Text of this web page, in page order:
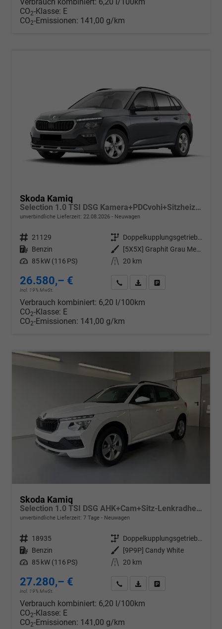
CO2-Klasse: E
CO2-Emissionen: 141,00 g/km
Skoda Kamiq
Selection 1.0 TSI DSG Kamera+PDCvohi+Sitzheizung+AppConnect+Sunset+Alu16
unverbindliche Lieferzeit: 22.08.2026 Neuwagen
Fahrzeugnr. 21129 Getriebe
Doppelkupplungsgetriebe (DSG)
Kraftstoff Benzin Außenfarbe
[5X5X] Graphit Grau Metallic
Leistung 85 kW (116 PS) Kilometerstand 20 km
26.580,– €
incl. 19% MwSt.
Wir rufen Sie anPDF-Datei, Fahrzeugexposé
Verbrauch kombiniert: 6,20 l/100km
CO2-Klasse: E
CO2-Emissionen: 141,00 g/km
Skoda Kamiq
Selection 1.0 TSI DSG AHK+Cam+Sitz-Lenkradheiz+Sunset+Kessy+AppConnect+Alu16
unverbindliche Lieferzeit: 7 Tage Neuwagen
Fahrzeugnr. 18935 Getriebe
Doppelkupplungsgetriebe (DSG)
Kraftstoff Benzin Außenfarbe
[9P9P] Candy White
Leistung 85 kW (116 PS) Kilometerstand 20 km
27.280,– €
incl. 19% MwSt.
Wir rufen Sie anPDF-Datei, Fahrzeugexposé
Verbrauch kombiniert: 6,20 l/100km
CO2-Klasse: E
CO2-Emissionen: 141,00 g/km